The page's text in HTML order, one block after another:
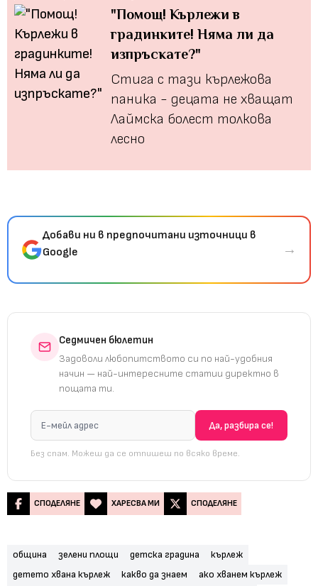
"Помощ! Кърлежи в
градинките! Няма ли да
изпръскате?"
Стига с тази кърлежова
паника - децата не хващат
Лаймска болест толкова
лесно
Добави ни в предпочитани източници в
Google
→
Седмичен бюлетин
Задоволи любопитството си по най-удобния
начин — най-интересните статии директно в
пощата ти.
Без спам. Можеш да се отпишеш по всяко време.
СПОДЕЛЯНЕ ХАРЕСВА МИ СПОДЕЛЯНЕ
община зелени площи детска градина
кърлеж
детето хвана кърлеж
какво да знаем
ако хванем кърлеж